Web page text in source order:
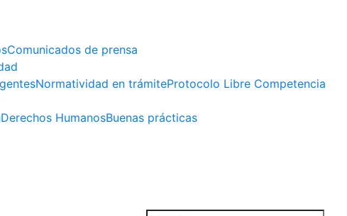
Comunicados de prensa
Normatividad en trámiteProtocolo Libre Competencia
Derechos HumanosBuenas prácticas